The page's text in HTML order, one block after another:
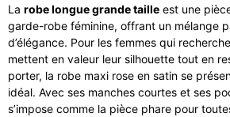
La robe longue grande taille est une
garde-robe féminine, offrant un mélange
d’élégance. Pour les femmes qui
mettent en valeur leur silhouette tout en
porter, la robe maxi rose en satin se
idéal. Avec ses manches courtes et ses
s’impose comme la pièce phare pour